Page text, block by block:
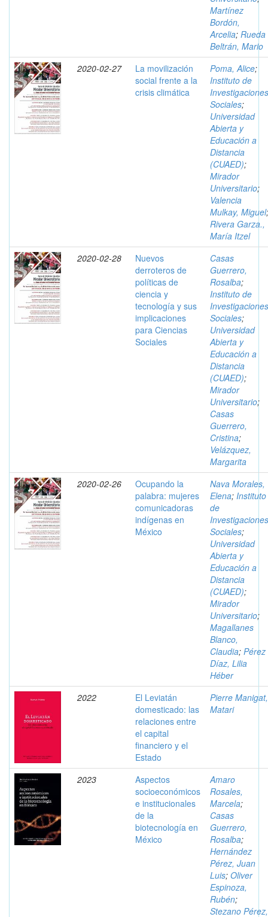
Martínez
Bordón,
Arcelia; Rueda
Beltrán, Mario
2020-02-27
La movilización
social frente a la
crisis climática
Poma, Alice;
Instituto de
Investigaciones
Sociales;
Universidad
Abierta y
Educación a
Distancia
(CUAED);
Mirador
Universitario;
Valencia
Mulkay, Miguel;
Rivera Garza.,
María Itzel
2020-02-28
Nuevos
derroteros de
políticas de
ciencia y
tecnología y sus
implicaciones
para Ciencias
Sociales
Casas
Guerrero,
Rosalba;
Instituto de
Investigaciones
Sociales;
Universidad
Abierta y
Educación a
Distancia
(CUAED);
Mirador
Universitario;
Casas
Guerrero,
Cristina;
Velázquez,
Margarita
2020-02-26
Ocupando la
palabra: mujeres
comunicadoras
indígenas en
México
Nava Morales,
Elena; Instituto
de
Investigaciones
Sociales;
Universidad
Abierta y
Educación a
Distancia
(CUAED);
Mirador
Universitario;
Magallanes
Blanco,
Claudia; Pérez
Díaz, Lilia
Héber
2022
El Leviatán
domesticado: las
relaciones entre
el capital
financiero y el
Estado
Pierre Manigat,
Matari
2023
Aspectos
socioeconómicos
e institucionales
de la
biotecnología en
México
Amaro
Rosales,
Marcela;
Casas
Guerrero,
Rosalba;
Hernández
Pérez, Juan
Luis; Oliver
Espinoza,
Rubén;
Stezano Pérez,